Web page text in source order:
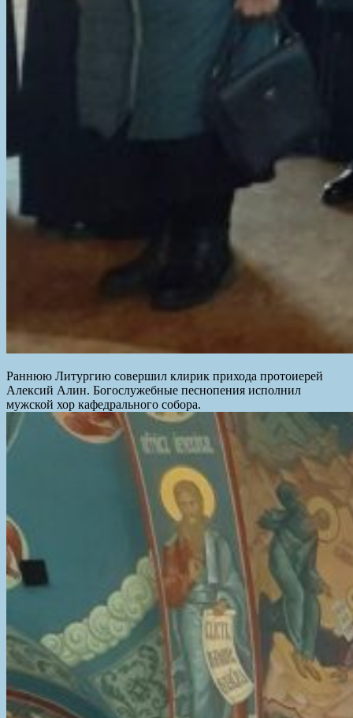
Раннюю Литургию совершил клирик прихода протоиерей
Алексий Алин. Богослужебные песнопения исполнил
мужской хор кафедрального собора.